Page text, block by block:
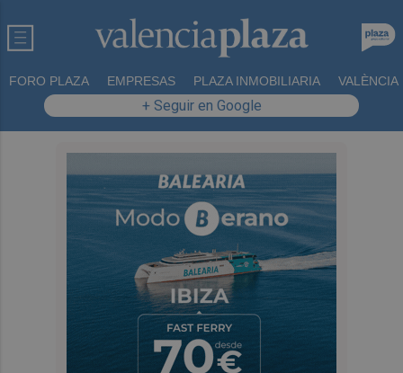
FORO PLAZA EMPRESAS PLAZA INMOBILIARIA VALÈNCIA
+ Seguir en Google